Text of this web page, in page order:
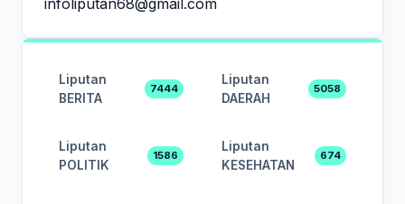
Liputan
BERITA
7444
Liputan
DAERAH
5058
Liputan
POLITIK
1586
Liputan
KESEHATAN
674